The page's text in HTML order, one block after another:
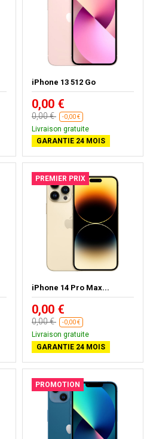
iPhone 13 512 Go
0,00 €
0,00 € -0,00 €
Livraison gratuite
GARANTIE 24 MOIS
PREMIER PRIX
iPhone 14 Pro Max...
0,00 €
0,00 € -0,00 €
Livraison gratuite
GARANTIE 24 MOIS
PROMOTION